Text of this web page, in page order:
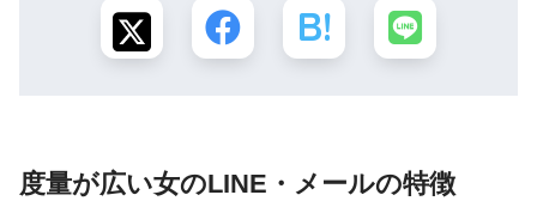
度量が広い女のLINE・メールの特徴